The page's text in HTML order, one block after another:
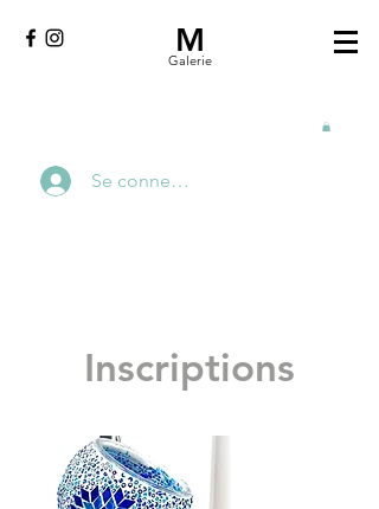
M
Galerie
Se connecter
Inscriptions